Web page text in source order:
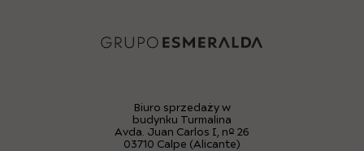
Biuro sprzedaży w
budynku Turmalina
Avda. Juan Carlos I, nº 26
03710 Calpe (Alicante)